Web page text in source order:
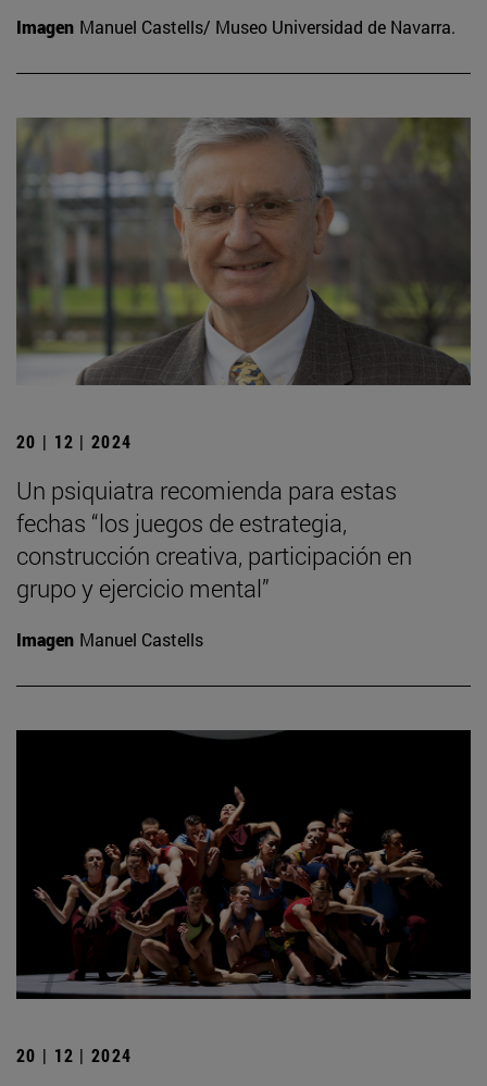
Imagen Manuel Castells/ Museo Universidad de Navarra.
20 | 12 | 2024
Un psiquiatra recomienda para estas
fechas “los juegos de estrategia,
construcción creativa, participación en
grupo y ejercicio mental”
Imagen Manuel Castells
20 | 12 | 2024